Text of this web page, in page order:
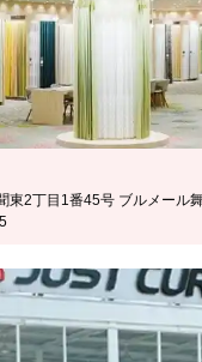
東2丁目1番45号 ブルメール